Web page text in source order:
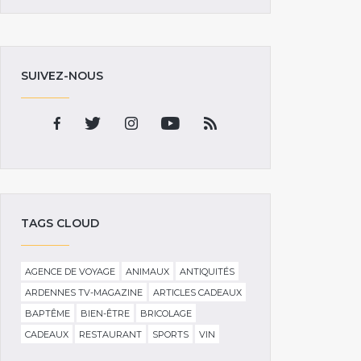
SUIVEZ-NOUS
TAGS CLOUD
AGENCE DE VOYAGE ANIMAUX
ANTIQUITÉS
ARDENNES TV-MAGAZINE
ARTICLES CADEAUX
BAPTÊME
BIEN-ÊTRE
BRICOLAGE
CADEAUX
RESTAURANT SPORTS VIN